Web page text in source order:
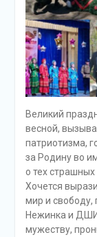
Великий
весной,
патриотизма,
за Родину во
о тех
Хочется
мир и свободу,
Нежинка и ДШИ
мужеству,